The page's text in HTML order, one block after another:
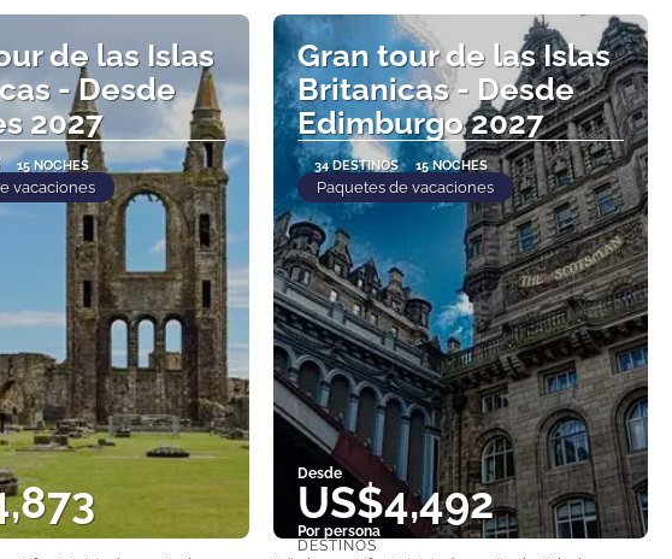
de las Islas
- Desde
2027
15 NOCHES
vacaciones
Gran tour de las Islas
Britanicas - Desde
Edimburgo 2027
34 DESTINOS 15 NOCHES
Paquetes de vacaciones
Desde
US$4,492
Por persona
DESTINOS